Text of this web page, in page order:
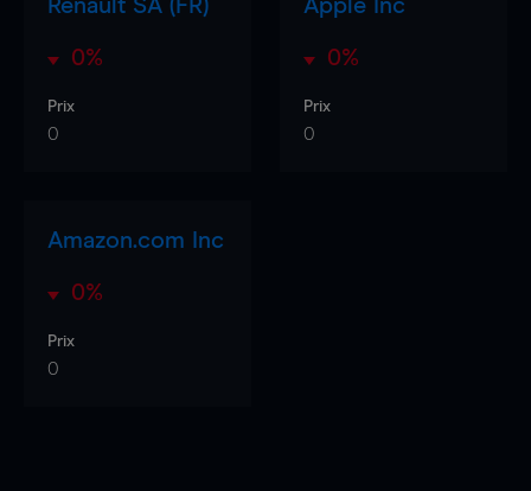
Renault SA (FR)
0%
Prix
0
Apple Inc
0%
Prix
0
Amazon.com Inc
0%
Prix
0